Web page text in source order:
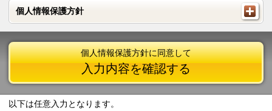
個人情報保護方針
個人情報保護方針
個人情報保護方針に同意して
入力内容を確認する
以下は任意入力となります。